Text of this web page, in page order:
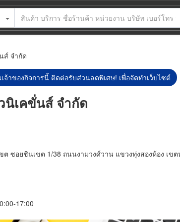
ส์ จำกัด
จ้าของกิจการนี้ ติดต่อรับส่วนลดพิเศษ! เพื่อจัดทำเว็บไซต์
เคขั่นส์ จำกัด
ต ซอยชินเขต 1/38 ถนนงามวงศ์วาน แขวงทุ่งสองห้อง เข
17:00